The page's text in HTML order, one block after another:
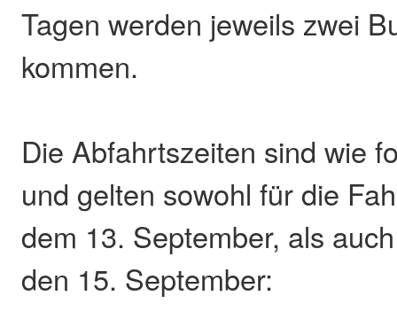
Tagen werden jeweils zwei
kommen.
Die Abfahrtszeiten sind wie
und gelten sowohl für die
dem 13. September, als
den 15. September: